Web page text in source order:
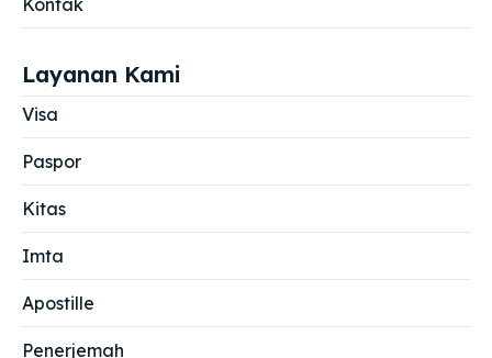
Layanan Kami
Visa
Paspor
Kitas
Imta
Apostille
Penerjemah